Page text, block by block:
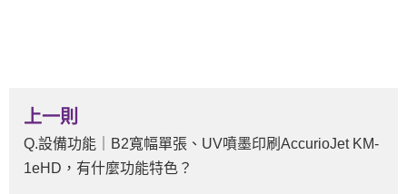
上一則
Q.設備功能｜B2寬幅單張、UV噴墨印刷AccurioJet KM-
1eHD，有什麼功能特色？